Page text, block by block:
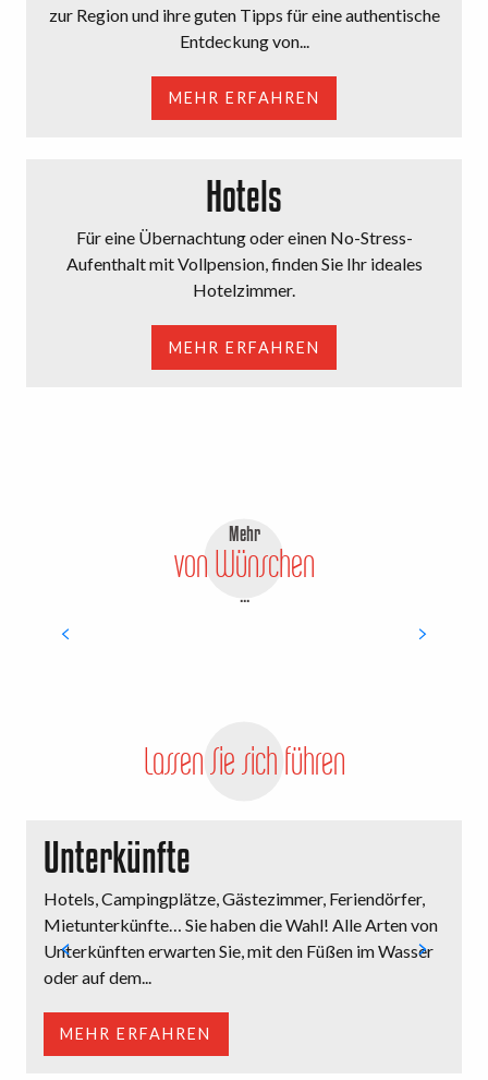
zur Region und ihre guten Tipps für eine authentische
Entdeckung von...
MEHR ERFAHREN
Hotels
Für eine Übernachtung oder einen No-Stress-
Aufenthalt mit Vollpension, finden Sie Ihr ideales
Hotelzimmer.
MEHR ERFAHREN
Mehr
von Wünschen
...
Lassen Sie sich führen
Unterkünfte
Hotels, Campingplätze, Gästezimmer, Feriendörfer,
Mietunterkünfte… Sie haben die Wahl! Alle Arten von
Unterkünften erwarten Sie, mit den Füßen im Wasser
oder auf dem...
MEHR ERFAHREN